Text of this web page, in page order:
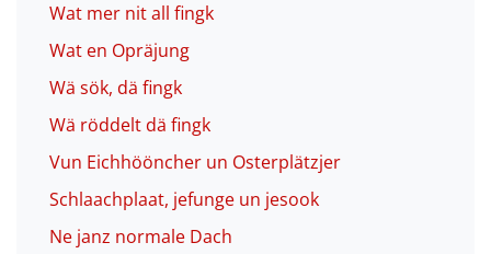
Wat mer nit all fingk
Wat en Opräjung
Wä sök, dä fingk
Wä röddelt dä fingk
Vun Eichhööncher un Osterplätzjer
Schlaachplaat, jefunge un jesook
Ne janz normale Dach